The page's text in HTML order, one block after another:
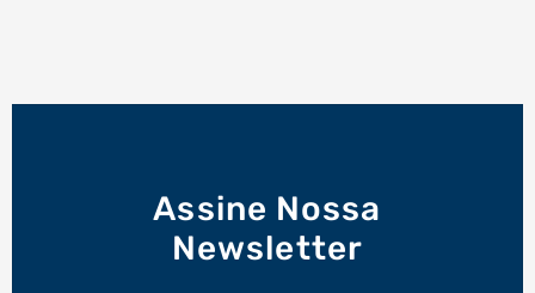
Assine Nossa
Newsletter